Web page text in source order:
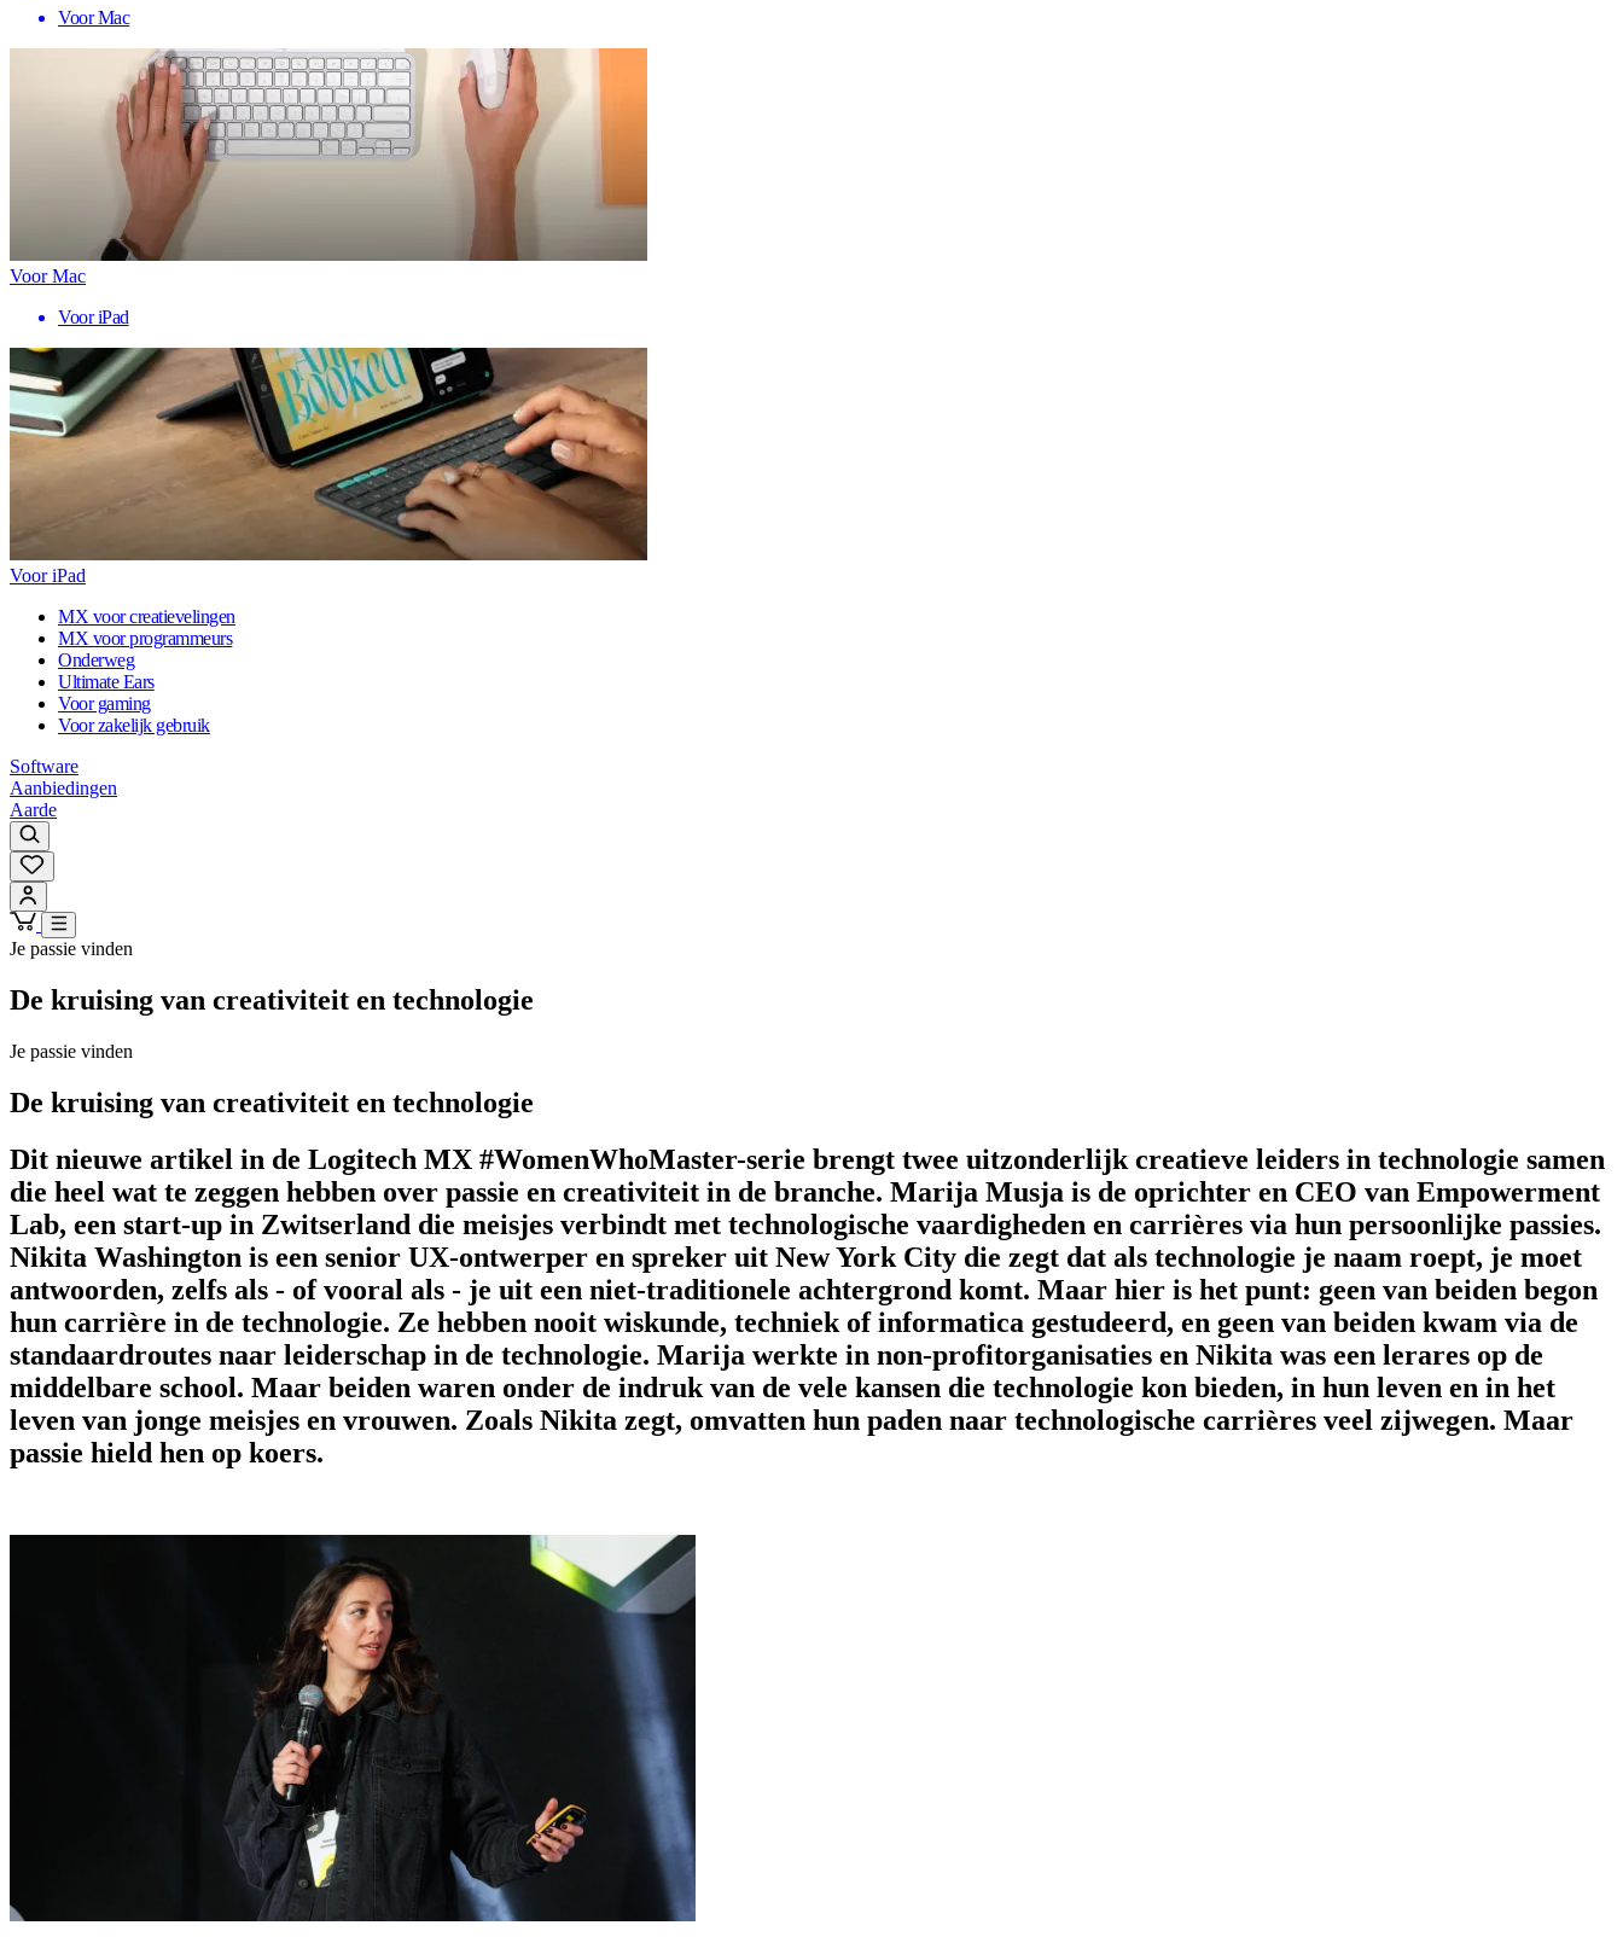
Voor Mac
Voor Mac
Voor iPad
Voor iPad
MX voor creatievelingen
MX voor programmeurs
Onderweg
Ultimate Ears
Voor gaming
Voor zakelijk gebruik
Software
Aanbiedingen
Aarde
Je passie vinden
De kruising van creativiteit en technologie
Je passie vinden
De kruising van creativiteit en technologie
Dit nieuwe artikel in de Logitech MX #WomenWhoMaster-serie brengt twee uitzonderlijk creatieve leiders in technologie samen
die heel wat te zeggen hebben over passie en creativiteit in de branche. Marija Musja is de oprichter en CEO van Empowerment
Lab, een start-up in Zwitserland die meisjes verbindt met technologische vaardigheden en carrières via hun persoonlijke passies.
Nikita Washington is een senior UX-ontwerper en spreker uit New York City die zegt dat als technologie je naam roept, je moet
antwoorden, zelfs als - of vooral als - je uit een niet-traditionele achtergrond komt. Maar hier is het punt: geen van beiden begon
hun carrière in de technologie. Ze hebben nooit wiskunde, techniek of informatica gestudeerd, en geen van beiden kwam via de
standaardroutes naar leiderschap in de technologie. Marija werkte in non-profitorganisaties en Nikita was een lerares op de
middelbare school. Maar beiden waren onder de indruk van de vele kansen die technologie kon bieden, in hun leven en in het
leven van jonge meisjes en vrouwen. Zoals Nikita zegt, omvatten hun paden naar technologische carrières veel zijwegen. Maar
passie hield hen op koers.